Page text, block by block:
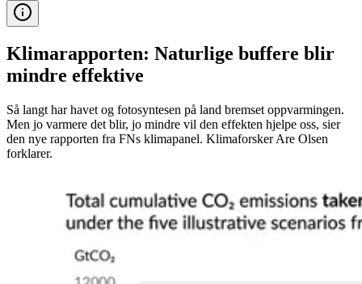
Klimarapporten: Naturlige buffere blir
mindre effektive
Så langt har havet og fotosyntesen på land bremset oppvarmingen.
Men jo varmere det blir, jo mindre vil den effekten hjelpe oss, sier
den nye rapporten fra FNs klimapanel. Klimaforsker Are Olsen
forklarer.